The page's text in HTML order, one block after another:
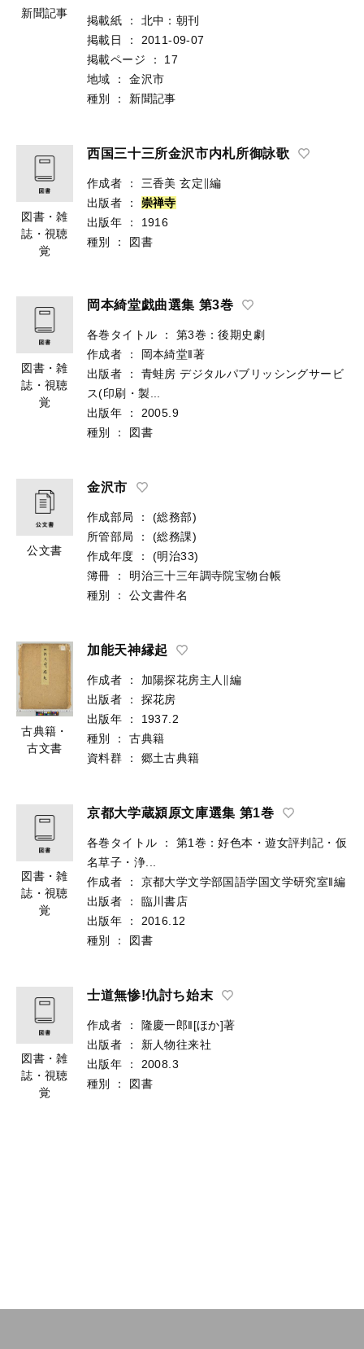
新聞記事
掲載紙 ：
北中：朝刊
掲載日
：
2011-09-07
掲載ページ
：
17
地域
：
金沢市
種別
： 新聞記事
図書・雑
誌・視聴
覚
西国三十三所金沢市内札所御詠歌
作成者 ：
三香美 玄定∥編
出版者
： 崇禅寺
出版年
：
1916
種別
： 図書
図書・雑
誌・視聴
覚
岡本綺堂戯曲選集 第3巻
各巻タイトル ：
第3巻：後期史劇
作成者
：
岡本綺堂‖著
出版者
： 青蛙房 デジタルパブリッシングサービ
ス(印刷・製...
出版年
：
2005.9
種別
： 図書
公文書
金沢市
作成部局 ：
(総務部)
所管部局
：
(総務課)
作成年度
：
(明治33)
簿冊
：
明治三十三年調寺院宝物台帳
種別
： 公文書件名
古典籍・
古文書
加能天神縁起
作成者 ：
加陽探花房主人∥編
出版者
：
探花房
出版年
：
1937.2
種別
：
古典籍
資料群
： 郷土古典籍
図書・雑
誌・視聴
覚
京都大学蔵潁原文庫選集 第1巻
各巻タイトル ：
第1巻：好色本・遊女評判記・仮
名草子・浄...
作成者
：
京都大学文学部国語学国文学研究室‖編
出版者
：
臨川書店
出版年
：
2016.12
種別
： 図書
図書・雑
誌・視聴
覚
士道無惨!仇討ち始末
作成者 ：
隆慶一郎‖[ほか]著
出版者
：
新人物往来社
出版年
：
2008.3
種別
： 図書